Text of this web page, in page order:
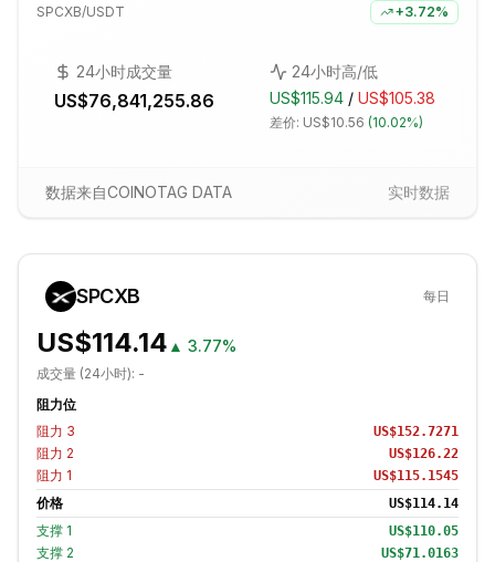
SPCXB/USDT +3.72%
24小时成交量
US$76,841,255.86
24小时高/低
US$115.94 / US$105.38
差价: US$10.56 (10.02%)
数据来自COINOTAG DATA 实时数据
SPCXB 每日
US$114.14 ▲ 3.77%
成交量 (24小时): -
阻力位
阻力 3 US$152.7271
阻力 2 US$126.22
阻力 1 US$115.1545
价格 US$114.14
支撑 1 US$110.05
支撑 2 US$71.0163